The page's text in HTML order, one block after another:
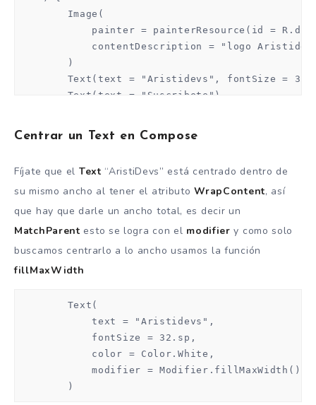
        Image(
painter = painterResource(id =
contentDescription = "logo
        )
Text(text = "Aristidevs", fontSize =
        Text(text = "Suscribete")
Centrar un Text en Compose
Fíjate que el Text “AristiDevs” está centrado dentro de
su mismo ancho al tener el atributoWrapContent, así
que hay que darle un ancho total, es decir un
MatchParent esto se logra con el modifiery como solo
buscamos centrarlo a lo ancho usamos la función
fillMaxWidth
        Text(
            text = "Aristidevs",
            fontSize = 32.sp,
            color = Color.White,
            modifier = Modifier.fillMaxWidth()
        )